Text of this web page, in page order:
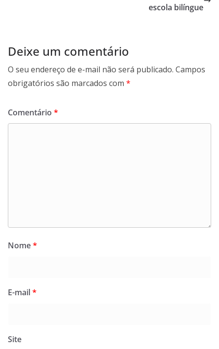
escola bilíngue
Deixe um comentário
O seu endereço de e-mail não será publicado. Campos
obrigatórios são marcados com *
Comentário *
Nome*
E-mail*
Site